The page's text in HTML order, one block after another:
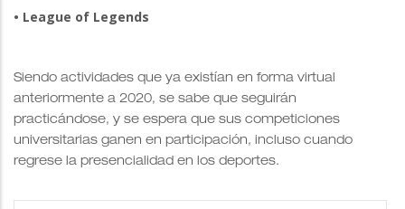
• League of Legends
Siendo actividades que ya existían en forma virtual
anteriormente a 2020, se sabe que seguirán
practicándose, y se espera que sus competiciones
universitarias ganen en participación, incluso cuando
regrese la presencialidad en los deportes.